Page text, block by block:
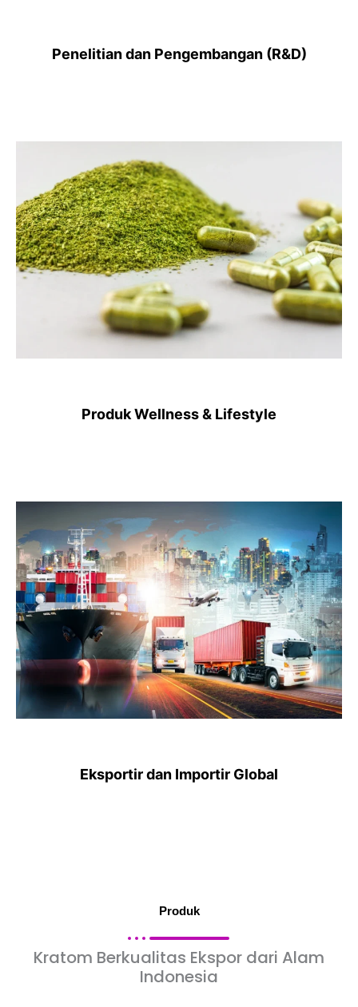
Penelitian dan Pengembangan (R&D)
Produk Wellness & Lifestyle
Eksportir dan Importir Global
Produk
Kratom Berkualitas Ekspor dari Alam
Indonesia